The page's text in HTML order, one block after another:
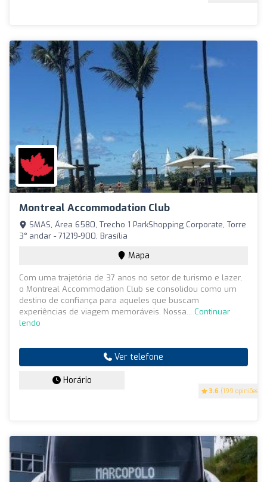
Montreal Accommodation Club
3.6 (199 opiniões)
SMAS, Área 6580, Trecho 1 ParkShopping Corporate, Torre
3° andar - 71219-900, Brasília
Mapa
Com uma trajetória de 37 anos no setor de turismo e lazer,
o Montreal Accommodation Club se consolidou como um
destino de confiança para aqueles que buscam
experiências de viagem memoráveis. Nossa... Continuar
lendo
Ver telefone
Horário